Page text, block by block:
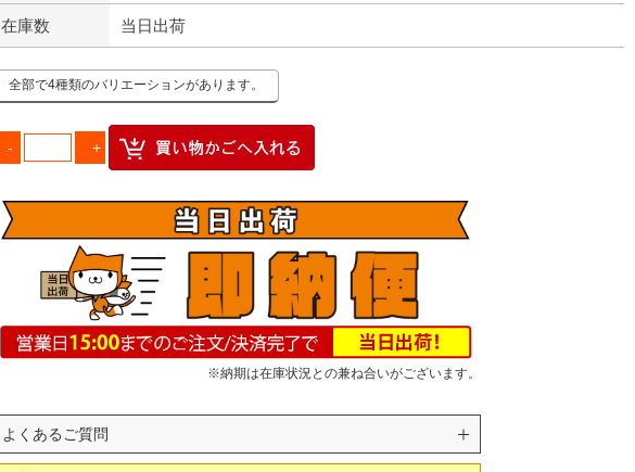
在庫数 当日出荷
全部で4種類のバリエーションがあります。
※納期は在庫状況との兼ね合いがございます。
よくあるご質問